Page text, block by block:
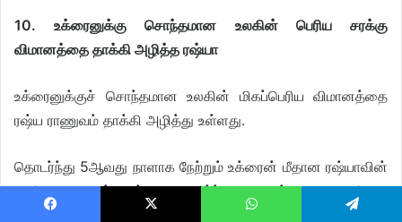
10. உக்ரைனுக்கு சொந்தமான உலகின் பெரிய சரக்கு
விமானத்தை தாக்கி அழித்த ரஷ்யா
உக்ரைனுக்குச் சொந்தமான உலகின் மிகப்பெரிய விமானத்தை
ரஷ்ய ராணுவம் தாக்கி அழித்து உள்ளது.
தொடர்ந்து 5ஆவது நாளாக நேற்றும் உக்ரைன் மீதான ரஷ்யாவின்
அதிரடி தாக்குதல் தொடர்ந்துநடைபெற்று வருகிறது.
எல்லையோர நகரங்கள் மீது ரஷ்ய ராணுவம் தொடர்ந்து குண்டு